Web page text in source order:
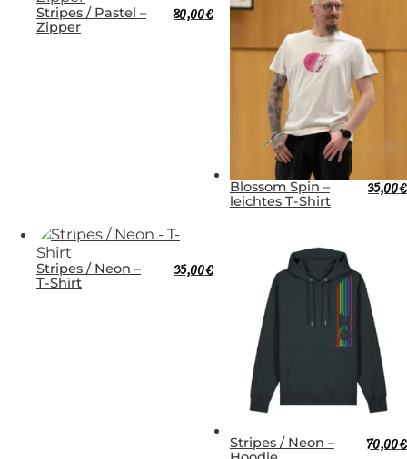
Stripes / Pastel –
Zipper
80,00€
Blossom Spin –
leichtes T-Shirt
35,00€
Stripes / Neon –
T-Shirt
35,00€
Stripes / Neon –
70,00€